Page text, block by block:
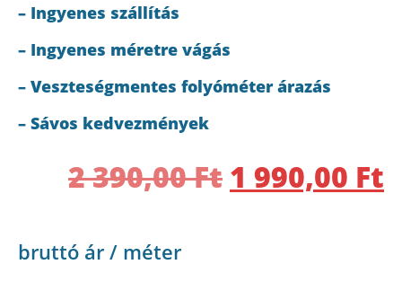
– Ingyenes szállítás
– Ingyenes méretre vágás
– Veszteségmentes folyóméter árazás
– Sávos kedvezmények
2 390,00Ft 1 990,00 Ft
bruttó ár / méter